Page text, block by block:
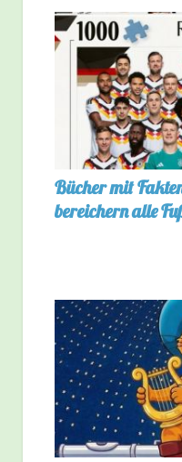
Bücher mit
bereichern alle